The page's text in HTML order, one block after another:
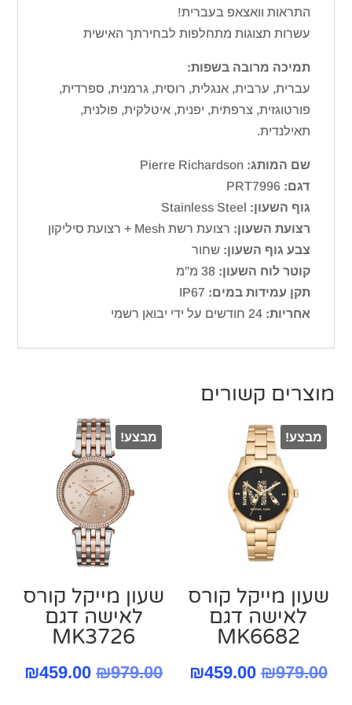
התראות וואצאפ בעברית!
עשרות תצוגות מתחלפות לבחירתך האישית
תמיכה מרובה בשפות:
עברית, ערבית, אנגלית, רוסית, גרמנית, ספרדית,
פורטוגזית, צרפתית, יפנית, איטלקית, פולנית,
תאילנדית.
שם המותג:Pierre Richardson
דגם: PRT7996
גוף השעון:
רצועת השעון: רצועת רשת Mesh + רצועת סיליקון
צבע גוף השעון: שחור
קוטר לוח השעון: 38 מ”מ
תקן עמידות במים:
אחריות: 24 חודשים על ידי יבואן רשמי
מוצרים קשורים
מבצע!
שעון מייקל קורס
‏לאישה דגם
MK6682
₪979.00
המחיר₪459.00
המחיר
מבצע!
שעון מייקל קורס
‏לאישה דגם
MK3726
₪979.00
המחיר₪459.00